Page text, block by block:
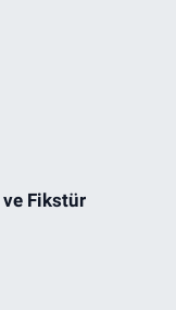
Fikstür